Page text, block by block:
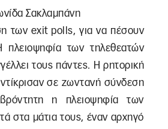
Σακλαμπάνη
των exit polls, για να πέσουν
των τηλεθεατών
τους πάντες. Η ρητορική
σε ζωντανή σύνδεση
η πλειοψηφία των
στα μάτια τους, έναν αρχηγό